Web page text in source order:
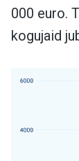
000 euro.
kogujaid